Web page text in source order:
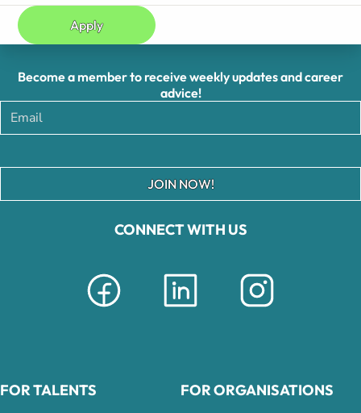
Apply
CONNECT WITH US
Become a member to receive weekly updates and career
advice!
JOIN NOW!
FOR TALENTS FOR ORGANISATIONS